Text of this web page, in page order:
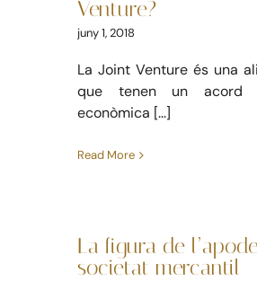
Venture?
juny 1, 2018
La Joint Venture és una
que tenen un acord
econòmica [...]
Read More
La figura de
societat mercantil